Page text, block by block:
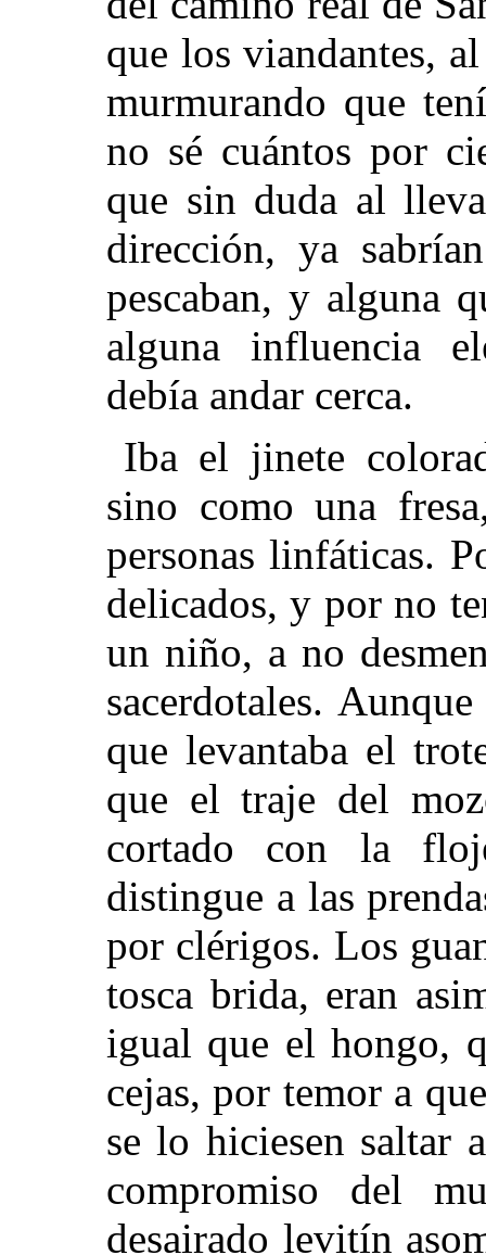
que los viandantes,
murmurando que
no sé cuántos por
que sin duda al
dirección, ya
pescaban, y alguna
alguna influencia
debía andar cerca.
Iba el jinete
sino como una
personas linfáticas.
delicados, y por no
un niño, a no
sacerdotales.
que levantaba el
que el traje del
cortado con la
distingue a las
por clérigos. Los
tosca brida, eran
igual que el hongo,
cejas, por temor a
se lo hiciesen saltar
compromiso del
desairado levitín